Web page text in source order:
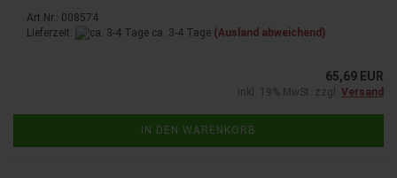
Art.Nr.: 008574
Lieferzeit:
ca. 3-4 Tage (Ausland abweichend)
65,69 EUR
inkl. 19% MwSt. zzgl. Versand
IN DEN WARENKORB